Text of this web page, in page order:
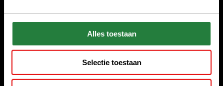
Alles toestaan
Selectie toestaan
Stuur ons een e-mail
sales@golfdriver.nl
Klantenservice